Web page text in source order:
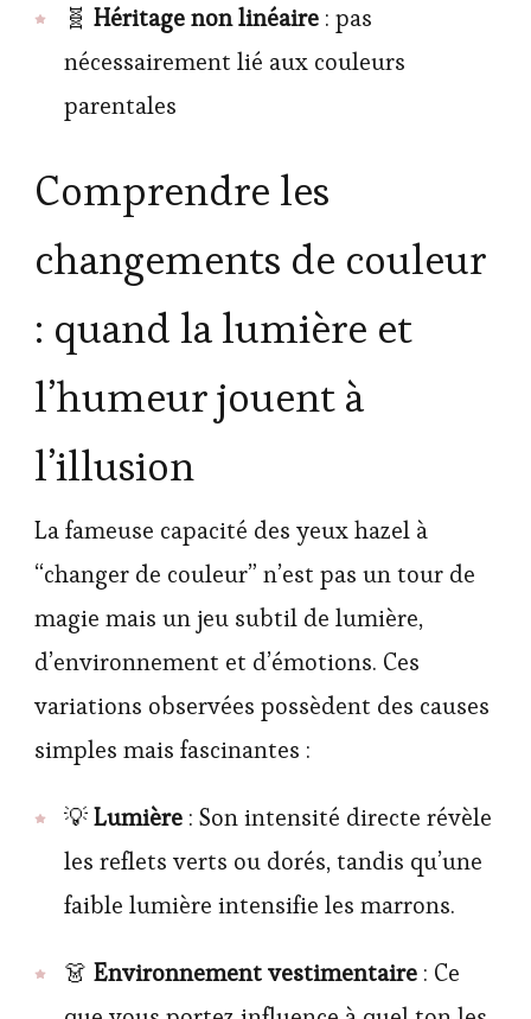
🧬 Héritage non linéaire : pas
nécessairement lié aux couleurs
parentales
Comprendre les
changements de couleur
: quand la lumière et
l’humeur jouent à
l’illusion
La fameuse capacité des yeux hazel à
“changer de couleur” n’est pas un tour de
magie mais un jeu subtil de lumière,
d’environnement et d’émotions. Ces
variations observées possèdent des causes
simples mais fascinantes :
💡Lumière : Son intensité directe révèle
les reflets verts ou dorés, tandis qu’une
faible lumière intensifie les marrons.
👗 Environnement vestimentaire : Ce